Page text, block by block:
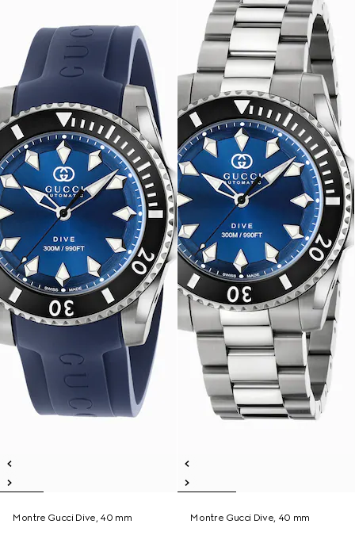
Montre Gucci Dive, 40 mm Montre Gucci Dive, 40 mm